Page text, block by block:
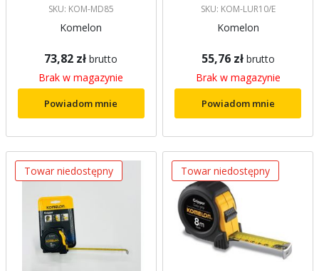
SKU: KOM-MD85
Komelon
73,82 zł brutto
Brak w magazynie
Powiadom mnie
SKU: KOM-LUR10/E
Komelon
55,76 zł brutto
Brak w magazynie
Powiadom mnie
Towar niedostępny Towar niedostępny